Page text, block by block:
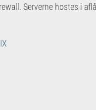
Serverne hostes i